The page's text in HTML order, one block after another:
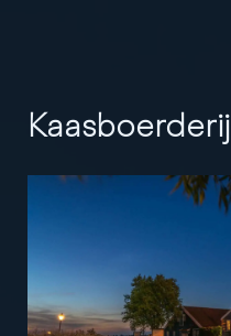
Kaasboerderij